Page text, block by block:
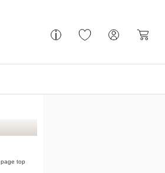
page top